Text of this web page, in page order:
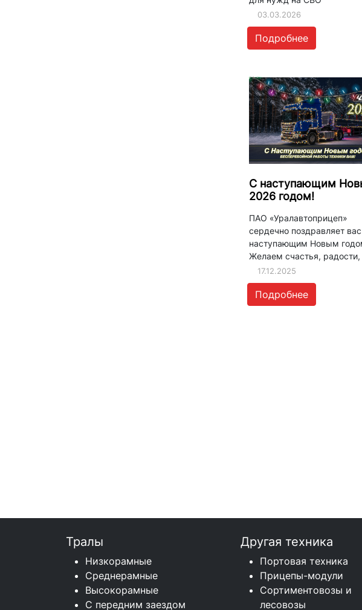
03.03.2026
Подробнее
С наступающим
2026 годом!
ПАО «Уралавтоприцеп»
сердечно поздравляет
наступающим Новым
Желаем счастья, радости,
17.12.2025
Подробнее
Тралы
Низкорамные
Среднерамные
Высокорамные
С передним заездом
Другая техника
Портовая техника
Прицепы-модули
Сортиментовозы и
лесовозы